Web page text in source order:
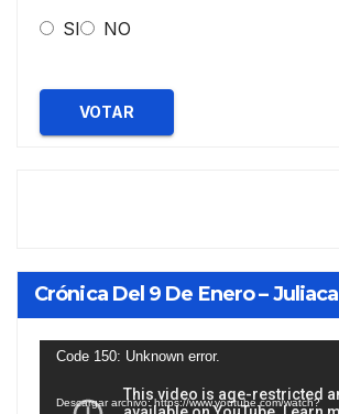
SI NO
VOTAR
Crónica Del 9 De Enero – Juliaca
Reproductor
Code 150: Unknown error.
Descargar archivo: https://www.youtube.com/watch?